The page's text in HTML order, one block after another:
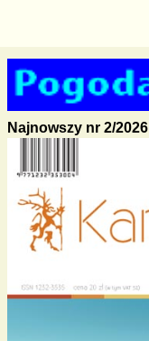
Najnowszy nr 2/2026